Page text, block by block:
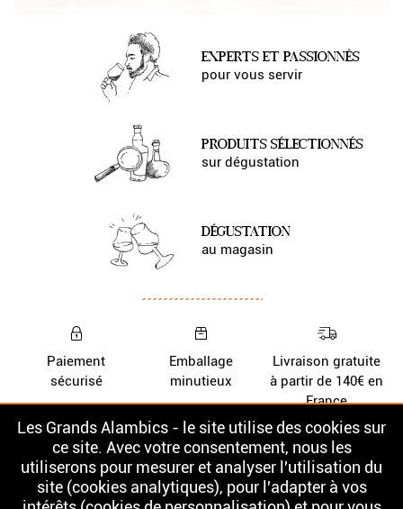
EXPERTS ET PASSIONNÉS
pour vous servir
PRODUITS SÉLECTIONNÉS
sur dégustation
DÉGUSTATION
au magasin
Paiement
sécurisé
Emballage
minutieux
Livraison gratuite
à partir de 140€ en
France
Nos Whiskys
Nos Rhums
La cave
Contact
Les Grands Alambics - le site utilise des cookies sur
ce site. Avec votre consentement, nous les
utiliserons pour mesurer et analyser l'utilisation du
site (cookies analytiques), pour l'adapter à vos